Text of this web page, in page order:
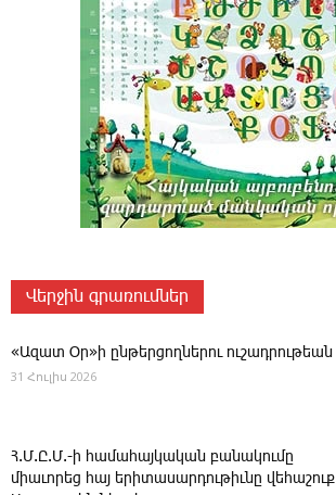
Վերջին գրառումներ
«Ազատ Օր»ի ընթերցողներու ուշադրութեան
31 Հուլիս 2026
Հ.Մ.Ը.Մ.-ի համահայկական բանակումը
միաւորեց հայ երիտասարդութիւնը վեհաշուք